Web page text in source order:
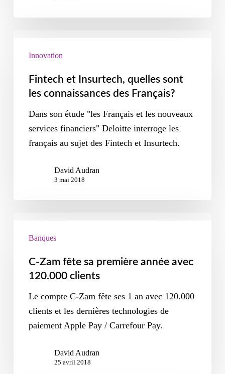
Innovation
Fintech et Insurtech, quelles sont
les connaissances des Français?
Dans son étude "les Français et les nouveaux
services financiers" Deloitte interroge les
français au sujet des Fintech et Insurtech.
David Audran
3 mai 2018
Banques
C-Zam fête sa première année avec
120.000 clients
Le compte C-Zam fête ses 1 an avec 120.000
clients et les dernières technologies de
paiement Apple Pay / Carrefour Pay.
David Audran
25 avril 2018